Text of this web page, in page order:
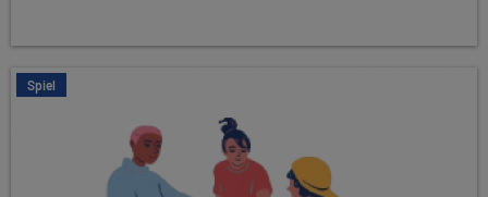
Spiel